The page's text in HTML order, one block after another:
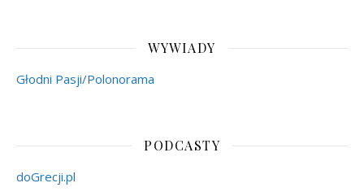
WYWIADY
Głodni Pasji/Polonorama
PODCASTY
doGrecji.pl